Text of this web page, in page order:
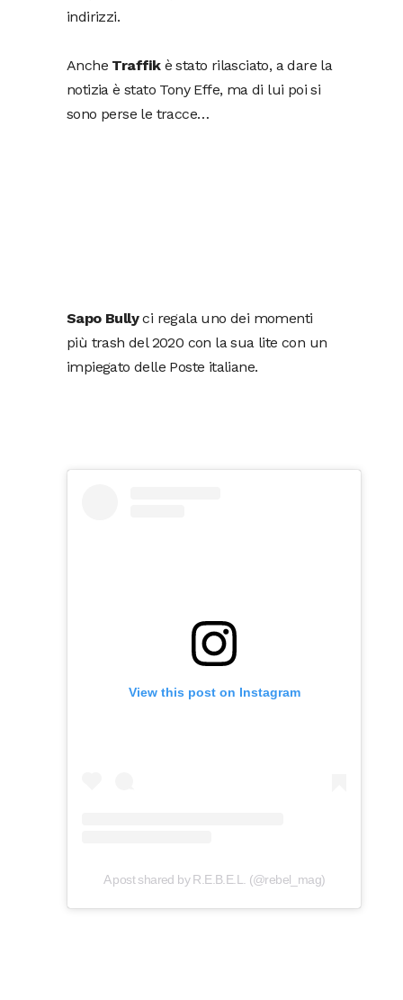
indirizzi.
Anche Traffikè stato rilasciato, a dare la
notizia è stato Tony Effe, ma di lui poi si
sono perse le tracce…
Sapo Bullyci regala uno dei momenti
più trash del 2020 con la sua lite con un
impiegato delle Poste italiane.
View this post on Instagram
A post shared by R.E.B.E.L. (@rebel_mag)